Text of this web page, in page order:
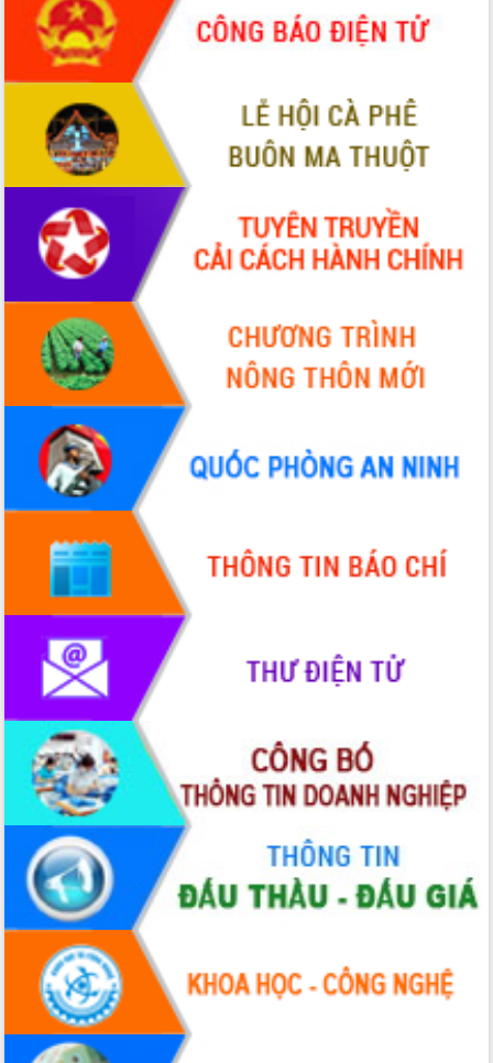
Đắk Lắk công bố Quy hoạch và xúc
tiến đầu tư tỉnh
Ngành cá ngừ Đắk Lắk chủ động thích
ứng để giữ vững thị trường xuất khẩu
Diễn đàn Kinh tế tư nhân Việt Nam đột
phá cơ chế - Hợp tác công tư
Đề án 06 tạo bước ngoặt đột phá trong
cải cách hành chính tỉnh Đắk Lắk
Kết nối tour, đẩy mạnh chuyển đổi số
để phát triển du lịch Đắk Lắk
Khởi động Dự án Đầu tư xây dựng hạ
tầng kỹ thuật Cụm công nghiệp Tân
Tiến
Gặp mặt các cơ quan báo chí nhân Kỷ
niệm 101 năm Ngày Báo chí Cách
mạng Việt Nam
Đắk Lắk sơ kết 4 năm triển khai thực
hiện Đề án 06 của Chính phủ
Họp báo thông tin về Hội nghị Công bố
Quy hoạch và Xúc tiến đầu tư tỉnh Đắk
Khơi thông điểm nghẽn, đẩy nhanh
giải ngân vốn khắc phục thiên tai
HĐND tỉnh thông qua điều chỉnh Quy
hoạch tỉnh thời kỳ 2021-2030
Hội thảo góp ý hồ sơ điều chỉnh quy
hoạch tỉnh Đắk Lắk thời kỳ 2021-2030,
tầm nhìn đến năm 2050
Nâng cao hiệu quả hoạt động của các
doanh nghiệp nhà nước
Hội nghị triển khai kết nối mạng
truyền số liệu chuyên dùng phục vụ cơ
quan Đảng, Nhà nước
Lễ phát động chuỗi hoạt động chung
tay làm sạch môi trường
Xã Ea Kar bước chuyển mình trong
công tác cải cách hành chính mô hình
mới
UBND tỉnh họp báo định kỳ tháng 4
năm 2026
Hội thảo khoa học “Giải pháp thúc đẩy
phát triển nền kinh tế xanh tại tỉnh
Đắk Lắk”